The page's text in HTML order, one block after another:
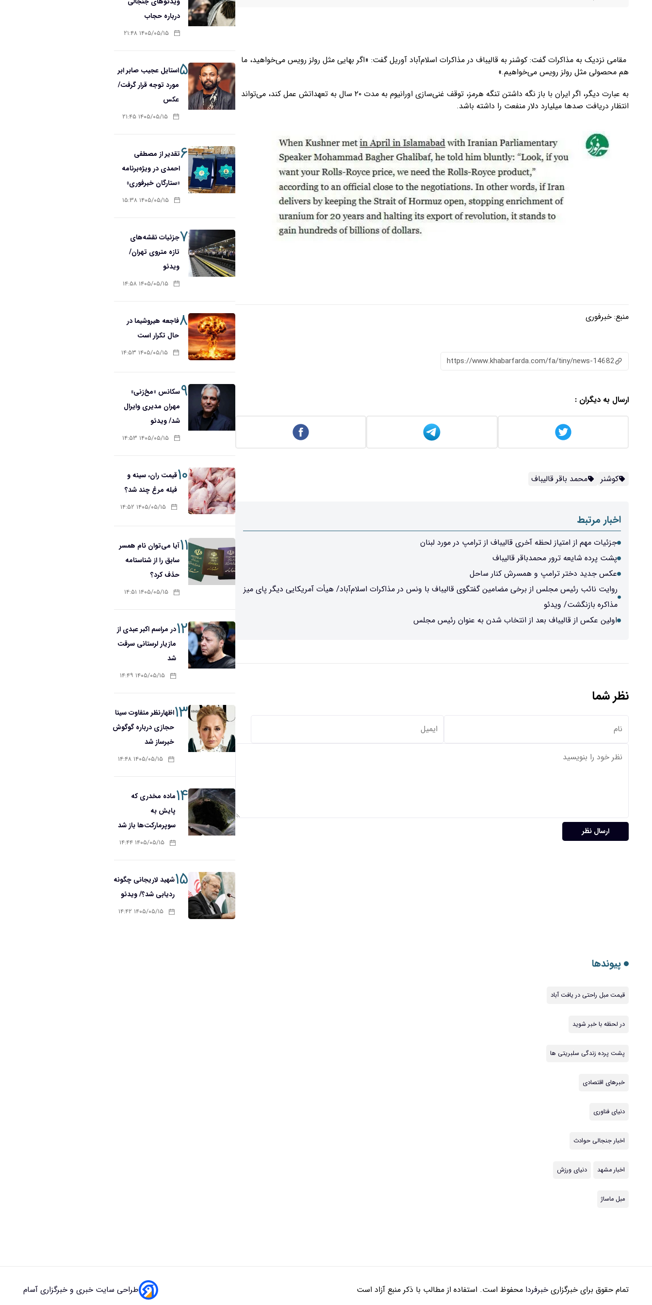
مقامی نزدیک به مذاکرات گفت: کوشنر به قالیباف در مذاکرات اسلام‌آباد آوریل گفت: «اگر بهایی مثل رولز رویس می‌خواهید، ما
هم محصولی مثل رولز رویس می‌خواهیم.»
به عبارت دیگر، اگر ایران با باز نگه داشتن تنگه هرمز، توقف غنی‌سازی اورانیوم به مدت ۲۰ سال به تعهداتش عمل کند، می‌تواند
انتظار دریافت صدها میلیارد دلار منفعت را داشته باشد.
منبع: خبرفوری
https://www.khabarfarda.com/fa/tiny/news-14682
ارسال به دیگران :
کوشنر محمد باقر قالیباف
اخبار مرتبط
جزئیات مهم از امتیاز لحظه آخری قالیباف از ترامپ در مورد لبنان
پشت پرده شایعه ترور محمدباقر قالیباف
عکس جدید دختر ترامپ و همسرش کنار ساحل
روایت نائب رئیس مجلس از برخی مضامین گفتگوی قالیباف با ونس در مذاکرات اسلام‌آباد/ هیأت آمریکایی دیگر پای میز
مذاکره بازنگشت/ ویدئو
اولین عکس از قالیباف بعد از انتخاب شدن به عنوان رئیس مجلس
نظر شما
ارسال نظر
درباره حجاب
۱۴۰۵/۰۵/۱۵ ۲۱:۴۸
۵استایل عجیب صابر ابر
مورد توجه قرار گرفت/
عکس
۱۴۰۵/۰۵/۱۵ ۲۱:۴۵
۶تقدیر از مصطفی
احمدی در ویژه‌برنامه
«ستارگان خبرفوری»
۱۴۰۵/۰۵/۱۵ ۱۵:۳۸
۷جزئیات نقشه‌های
تازه متروی تهران/
ویدئو
۱۴۰۵/۰۵/۱۵ ۱۴:۵۸
۸فاجعه هیروشیما در
حال تکرار است
۱۴۰۵/۰۵/۱۵ ۱۴:۵۳
۹سکانس «مخ‌زنی»
مهران مدیری وایرال
شد/ ویدئو
۱۴۰۵/۰۵/۱۵ ۱۴:۵۳
۱۰قیمت ران، سینه و
فیله مرغ چند شد؟
۱۴۰۵/۰۵/۱۵ ۱۴:۵۲
۱۱آیا می‌توان نام همسر
سابق را از شناسنامه
حذف کرد؟
۱۴۰۵/۰۵/۱۵ ۱۴:۵۱
۱۲در مراسم اکبر عبدی از
مازیار لرستانی سرقت
شد
۱۴۰۵/۰۵/۱۵ ۱۴:۴۹
۱۳اظهارنظر متفاوت سینا
حجازی درباره گوگوش
خبرساز شد
۱۴۰۵/۰۵/۱۵ ۱۴:۴۸
۱۴ماده مخدری که
پایش به
سوپرمارکت‌ها باز شد
۱۴۰۵/۰۵/۱۵ ۱۴:۴۴
۱۵شهید لاریجانی چگونه
ردیابی شد؟/ ویدئو
۱۴۰۵/۰۵/۱۵ ۱۴:۴۲
پیوندها
قیمت مبل راحتی در یافت آباد
در لحظه با خبر شوید
پشت پرده زندگی سلبریتی ها
خبرهای اقتصادی
دنیای فناوری
اخبار جنجالی حوادث
اخبار مشهد دنیای ورزش
مبل ماساژ
تمام حقوق برای خبرگزاری خبرفردا محفوظ است. استفاده از مطالب با ذکر منبع آزاد است طراحی سایت خبری و خبرگزاری آسام